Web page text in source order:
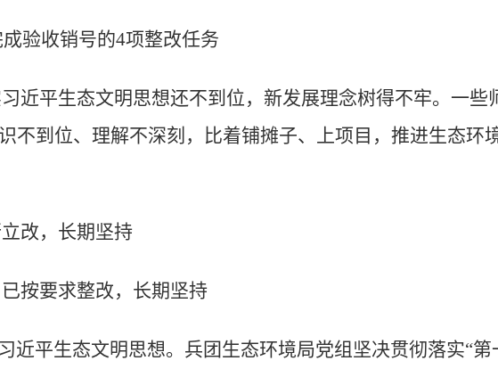
验收销号的4项整改任务
近平生态文明思想还不到位，新发展理念树得不牢。一些
不到位、理解不深刻，比着铺摊子、上项目，推进生态环
改，长期坚持
按要求整改，长期坚持
近平生态文明思想。兵团生态环境局党组坚决贯彻落实“第